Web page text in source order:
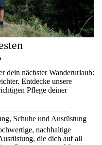
dein nächster Wanderurlaub:
Entdecke unsere
Pflege deiner
Schuhe und Ausrüstung
nachhaltige
die dich auf all